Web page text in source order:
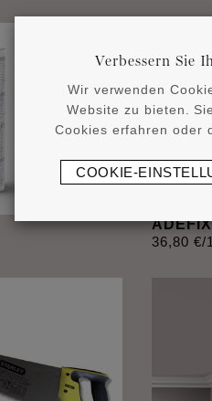
ADEFIX
36,80 €/
Verbessern Sie
Wir verwenden
Website zu bieten.
Cookies erfahren oder
COOKIE-